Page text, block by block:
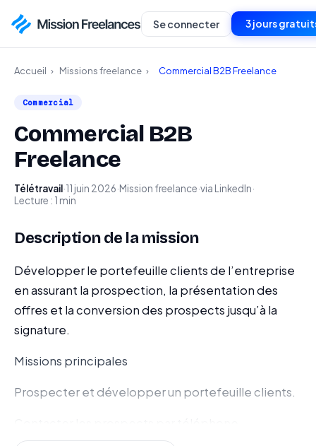
Se connecter 3 jours
Accueil › Missions freelance › Commercial B2B Freelance
Commercial
Commercial B2B
Freelance
Télétravail·11 juin 2026·Mission freelance·via LinkedIn·
Lecture : 1 min
Description de la mission
Développer le portefeuille clients de l’entreprise
en assurant la prospection, la présentation des
offres et la conversion des prospects jusqu’à la
signature.
Missions principales
Prospecter et développer un portefeuille clients.